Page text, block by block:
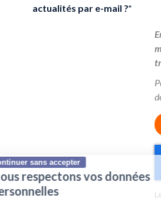
Continuer sans accepter
Nous respectons vos
personnelles
actualités par e-mail ?